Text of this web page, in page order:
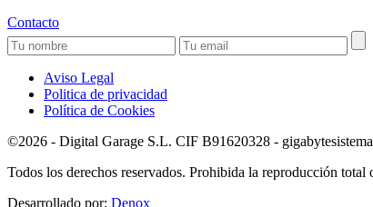
Contacto
Aviso Legal
Politica de privacidad
Política de Cookies
©2026 - Digital Garage S.L. CIF B91620328 -
Todos los derechos reservados. Prohibida la reproducción
Desarrollado por: Denox